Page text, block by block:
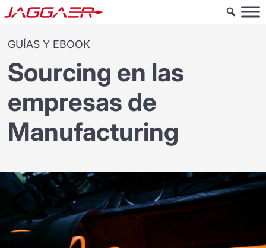
GUÍAS Y EBOOK
Sourcing en las
empresas de
Manufacturing